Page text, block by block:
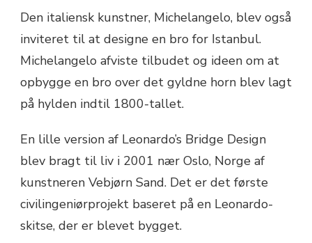
Den italiensk kunstner, Michelangelo, blev også
inviteret til at designe en bro for Istanbul.
Michelangelo afviste tilbudet og ideen om at
opbygge en bro over det gyldne horn blev lagt
på hylden indtil 1800-tallet.
En lille version af Leonardo’s Bridge Design
blev bragt til liv i 2001 nær Oslo, Norge af
kunstneren Vebjørn Sand. Det er det første
civilingeniørprojekt baseret på en Leonardo-
skitse, der er blevet bygget.